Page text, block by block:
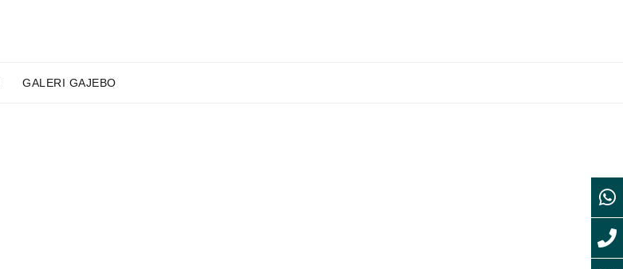
GALERI GAJEBO